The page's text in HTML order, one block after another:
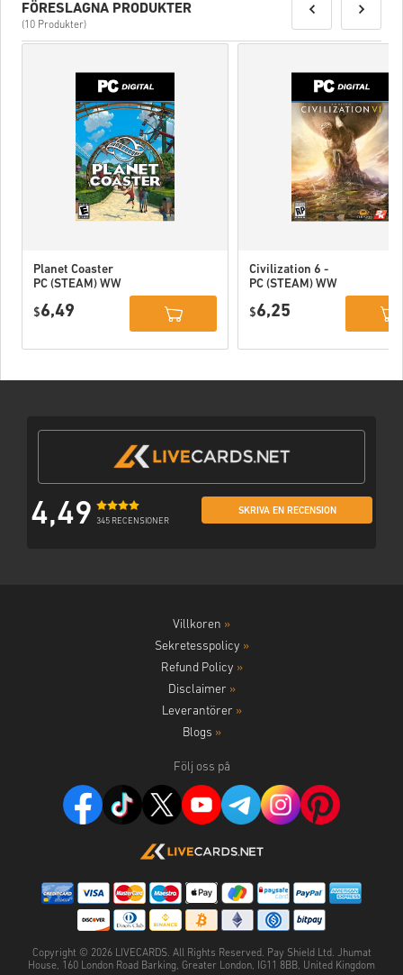
FÖRESLAGNA PRODUKTER
(10 Produkter)
Planet Coaster
PC (STEAM) WW
$6,49
Civilization 6 -
PC (STEAM) WW
$6,25
4,49 345 RECENSIONER
SKRIVA EN RECENSION
Villkoren »
Sekretesspolicy »
Refund Policy »
Disclaimer »
Leverantörer »
Blogs »
Följ oss på
Copyright © 2026 LIVECARDS. All Rights Reserved. Pay Shield Ltd. Jhumat
House, 160 London Road Barking, Greater London, IG11 8BB, United Kingdom